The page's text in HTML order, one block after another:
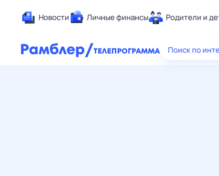
Новости Личные финансы Родители и
Здоровье
Поиск по